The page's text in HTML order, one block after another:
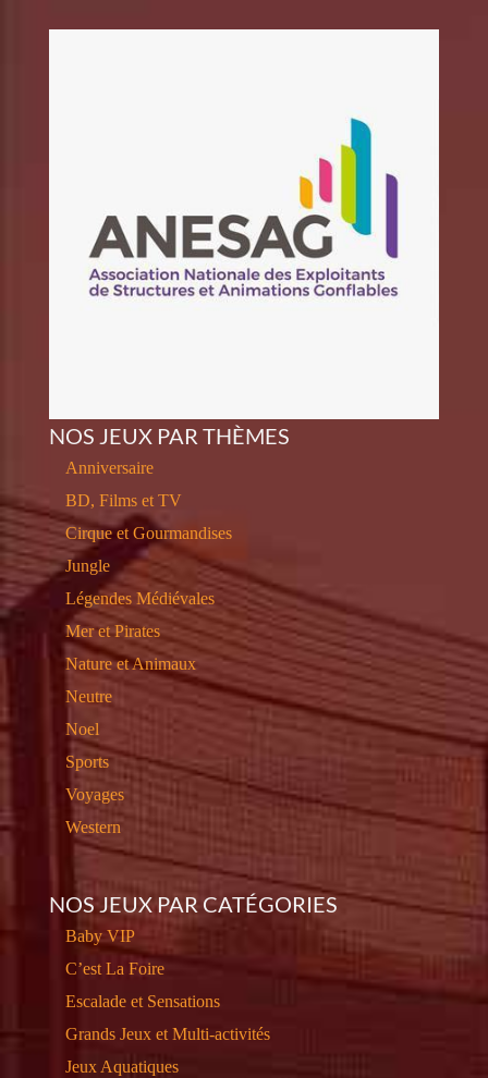
NOS JEUX PAR THÈMES
Anniversaire
BD, Films et TV
Cirque et Gourmandises
Jungle
Légendes Médiévales
Mer et Pirates
Nature et Animaux
Neutre
Noel
Sports
Voyages
Western
NOS JEUX PAR CATÉGORIES
Baby VIP
C’est La Foire
Escalade et Sensations
Grands Jeux et Multi-activités
Jeux Aquatiques